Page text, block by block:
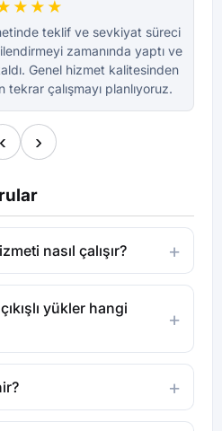
teklif ve sevkiyat süreci
zamanında yaptı ve
Genel hizmet kalitesinden
tekrar çalışmayı planlıyoruz.
‹ ›
nasıl çalışır?
yükler hangi